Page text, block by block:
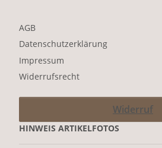
AGB
Datenschutzerklärung
Impressum
Widerrufsrecht
Widerruf
HINWEIS ARTIKELFOTOS